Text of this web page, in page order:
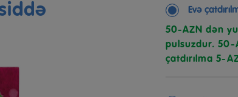
Evə
50-AZN dən
pulsuzdur. 50-
çatdırılma 5-